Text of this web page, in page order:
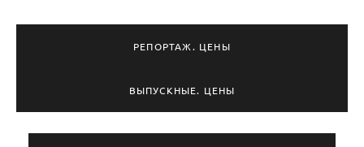
РЕПОРТАЖ. ЦЕНЫ
ВЫПУСКНЫЕ. ЦЕНЫ